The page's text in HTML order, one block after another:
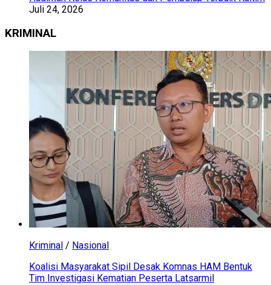
Juli 24, 2026
KRIMINAL
Kriminal / Nasional
Koalisi Masyarakat Sipil Desak Komnas HAM Bentuk
Tim Investigasi Kematian Peserta Latsarmil